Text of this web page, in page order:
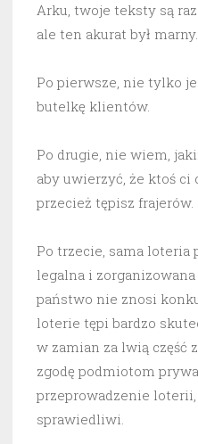
Arku, twoje teksty są
ale ten akurat był marny.
Po pierwsze, nie tylko
butelkę klientów.
Po drugie, nie wiem,
aby uwierzyć, że ktoś ci
przecież tępisz frajerów.
Po trzecie, sama loteria
legalna i
państwo nie znosi
loterie tępi bardzo
w zamian za lwią część
zgodę podmiotom
przeprowadzenie
sprawiedliwi.